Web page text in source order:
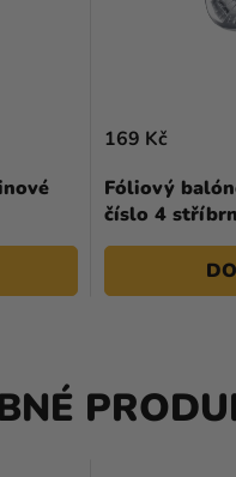
Fóliový
číslo 4
169 Kč